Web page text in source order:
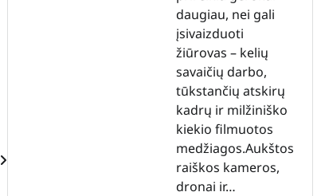
daugiau, nei gali
įsivaizduoti
žiūrovas – kelių
savaičių darbo,
tūkstančių atskirų
kadrų ir milžiniško
kiekio filmuotos
medžiagos.Aukštos
raiškos kameros,
dronai ir…